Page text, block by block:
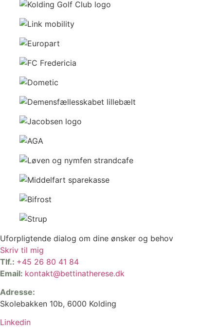
Uforpligtende dialog om dine ønsker og behov
Skriv til mig
Tlf.: +45 26 80 41 84
Email: kontakt@bettinatherese.dk
Adresse:
Skolebakken 10b, 6000 Kolding
Linkedin